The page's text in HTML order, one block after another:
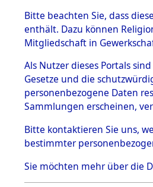
BESTÄNDE
1.
mente
5. Verschiedenes
5.3
Todesmärsche
5.3.1 Alliierte
Erhebungen
zu
Todesmärsch
en
5.3.2
Bitte beachten Sie, dass
enthält. Dazu können
Mitgliedschaft in
Als Nutzer dieses Portals
Gesetze und die
personenbezogene Daten
Sammlungen erscheinen,
Bitte kontaktieren Sie uns,
bestimmter
Sie möchten mehr über die